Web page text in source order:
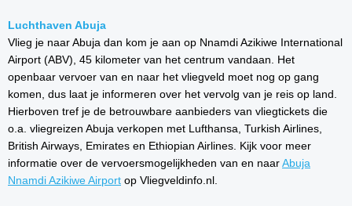
Luchthaven Abuja
Vlieg je naar Abuja dan kom je aan op Nnamdi Azikiwe International
Airport (ABV), 45 kilometer van het centrum vandaan. Het
openbaar vervoer van en naar het vliegveld moet nog op gang
komen, dus laat je informeren over het vervolg van je reis op land.
Hierboven tref je de betrouwbare aanbieders van vliegtickets die
o.a. vliegreizen Abuja verkopen met Lufthansa, Turkish Airlines,
British Airways, Emirates en Ethiopian Airlines. Kijk voor meer
informatie over de vervoersmogelijkheden van en naarAbuja
Nnamdi Azikiwe Airport op Vliegveldinfo.nl.